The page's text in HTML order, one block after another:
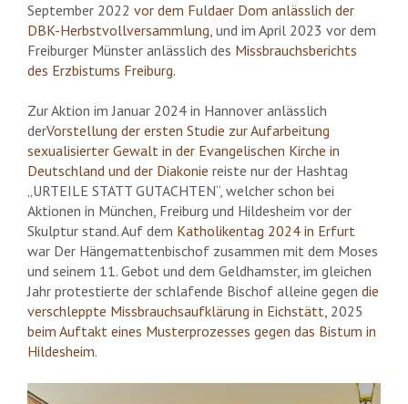
September 2022 vor dem Fuldaer Dom anlässlich der
DBK-Herbstvollversammlung, und im April 2023 vor dem
Freiburger Münster anlässlich des Missbrauchsberichts
des Erzbistums Freiburg.
Zur Aktion im Januar 2024 in Hannover anlässlich
derVorstellung der ersten Studie zur Aufarbeitung
sexualisierter Gewalt in der Evangelischen Kirche in
Deutschland und der Diakonie reiste nur der Hashtag
„URTEILE STATT GUTACHTEN“, welcher schon bei
Aktionen in München, Freiburg und Hildesheim vor der
Skulptur stand. Auf dem Katholikentag 2024 in Erfurt
war Der Hängemattenbischof zusammen mit dem Moses
und seinem 11. Gebot und dem Geldhamster, im gleichen
Jahr protestierte der schlafende Bischof alleine gegen die
verschleppte Missbrauchsaufklärung in Eichstätt, 2025
beim Auftakt eines Musterprozesses gegen das Bistum in
Hildesheim.